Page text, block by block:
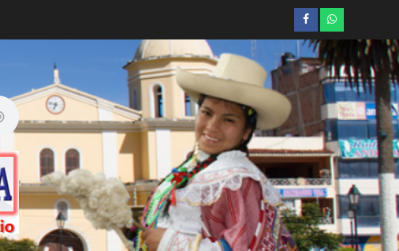
Facebookwhatsapp